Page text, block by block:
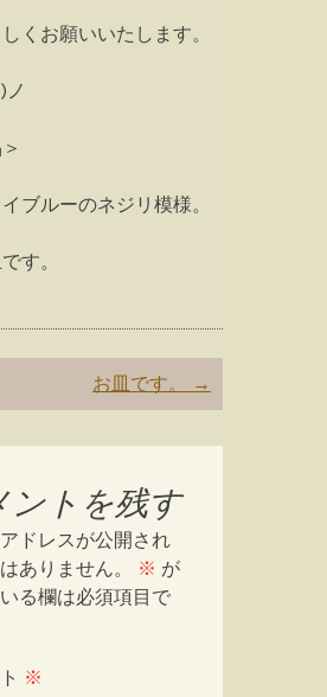
くお願いいたします。
ノ
ブルーのネジリ模様。
す。
お皿です。 →
ントを残す
ドレスが公開され
ありません。
※ が
る欄は必須項目で
※